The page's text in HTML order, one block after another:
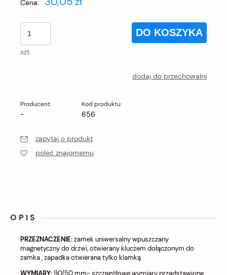
Cena:
szt.
DO KOSZYKA
dodaj do przechowalni
Producent:
-
Kod produktu:
656
zapytaj o produkt
poleć znajomemu
OPIS
PRZEZNACZENIE:zamek uniwersalny wpuszczany
magnetyczny do drzwi, otwierany kluczem dołączonym do
zamka , zapadka otwierana tylko klamką
WYMIARY:90/50 mm- szczegółowe wymiary przedstawione